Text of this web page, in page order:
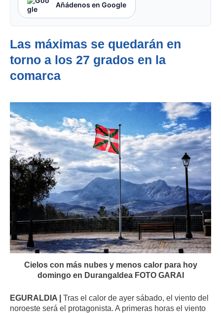
Añádenos en Google
Las máximas se quedarán en
torno a los 27 grados en la
comarca
Cielos con más nubes y menos calor para hoy
domingo en Durangaldea FOTO GARAI
EGURALDIA | Tras el calor de ayer sábado, el viento del
noroeste será el protagonista. A primeras horas el viento